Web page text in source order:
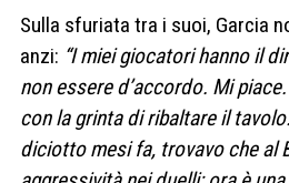
Sulla sfuriata tra i suoi, Garcia
anzi: “I miei giocatori hanno il
non essere d’accordo. Mi
con la grinta di ribaltare il
diciotto mesi fa, trovavo che al